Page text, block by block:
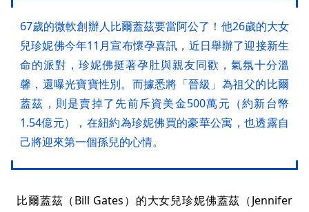
67歲的微軟創辦人比爾蓋茲要當阿公了！他26歲的大女
兒珍妮佛今年11月宣布懷孕喜訊，近日舉辦了迎接新生
命的派對，珍妮佛挺著孕肚與親友同歡，氣氛十分溫
馨，還曝光寶寶性別。而據悉將「晉級」為祖父的比爾
蓋茲，則是賣掉了先前斥資美金500萬元（約新台幣
1.54億元），在紐約為珍妮佛買的豪華公寓，也透露自
己將迎來第一個孫兒的心情。
比爾蓋茲（Bill Gates）的大女兒珍妮佛蓋茲（Jennifer